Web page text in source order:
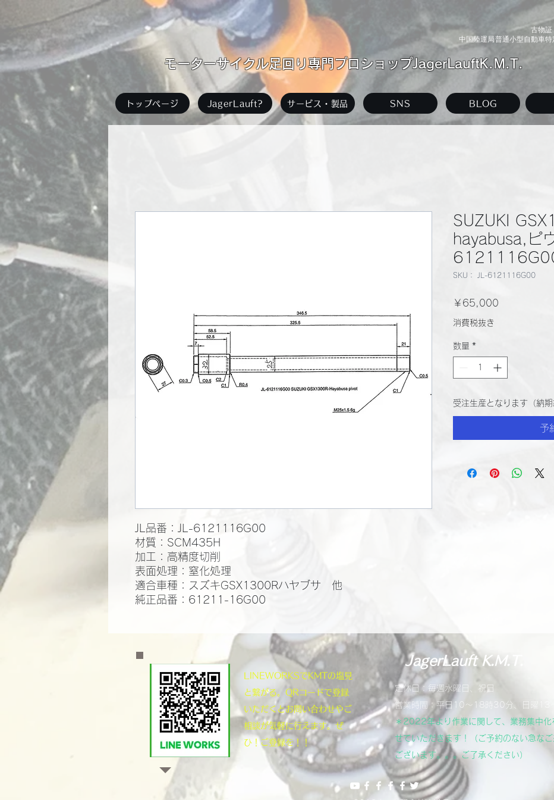
古物
中国陸運局普通小型自動車
​モーターサイクル足回り専門プロショップJagerLauftK.M.T.
トップページ JagerLauft? サービス・製品 SNS BLOG
JL品番：JL-6121116G00
材質：SCM435H
​加工：高精度切削
​表面処理：窒化処理​
適合車種：スズキGSX1300Rハヤブサ 他
純正品番：61211-16G00
SUZUKI
hayabusa,ピ
SKU： JL-6121116G00
￥65,000
消費税抜き
数量 *
受注生産となります（納
予
​LINEWORKSでKMTの塩見
と繋がる。QRコードで登録
いただくとお問い合わせやご
相談が気軽に行えます。ぜ
ひ！ご登録を！！
JagerLauft K.M.T.
定休日：毎週水曜日、祝日
営業時間：平日10～18時30分、日曜13
＊2022年より作業に関して、業務集中化
せていただきます！（ご予約のない急な
ございます。。。ご了承ください）